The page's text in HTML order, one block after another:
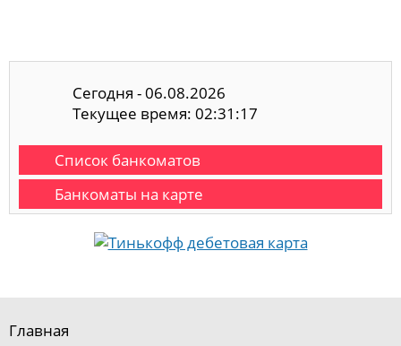
Сегодня - 06.08.2026
Текущее время: 02:31:17
Список банкоматов
Банкоматы на карте
Главная